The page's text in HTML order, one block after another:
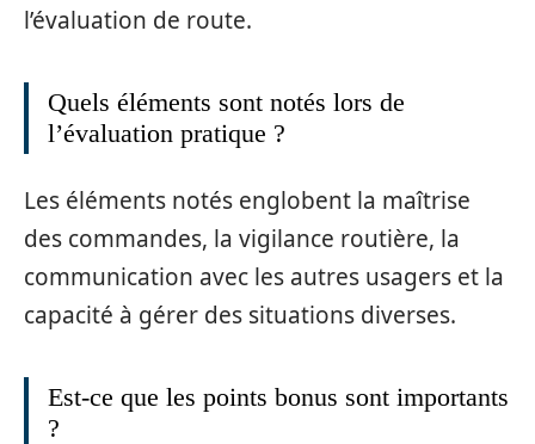
l’évaluation de route.
Quels éléments sont notés lors de
l’évaluation pratique ?
Les éléments notés englobent la maîtrise
des commandes, la vigilance routière, la
communication avec les autres usagers et la
capacité à gérer des situations diverses.
Est-ce que les points bonus sont importants
?